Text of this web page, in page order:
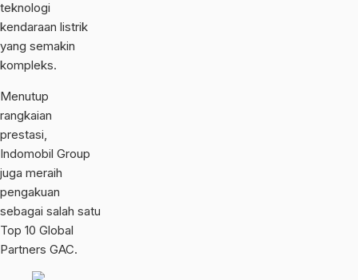
teknologi
kendaraan listrik
yang semakin
kompleks.
Menutup
rangkaian
prestasi,
Indomobil Group
juga meraih
pengakuan
sebagai salah satu
Top 10 Global
Partners GAC.